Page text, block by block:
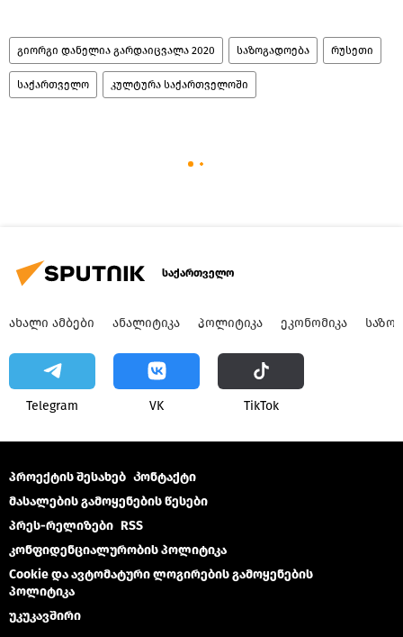
გიორგი დანელია გარდაიცვალა 2020 საზოგადოება რუსეთი
საქართველო კულტურა საქართველოში
საქართველო
ᲐᲮᲐᲚᲘ ᲐᲛᲑᲔᲑᲘ ᲐᲜᲐᲚᲘᲢᲘᲙᲐ ᲞᲝᲚᲘᲢᲘᲙᲐ ᲔᲙᲝᲜᲝᲛᲘᲙᲐ
Telegram VK ТikТоk
პროექტის შესახებ Კონტაქტი
მასალების გამოყენების წესები
პრეს-რელიზები RSS
კონფიდენციალურობის პოლიტიკა
Cookie და ავტომატური ლოგირების გამოყენების
პოლიტიკა
უკუკავშირი